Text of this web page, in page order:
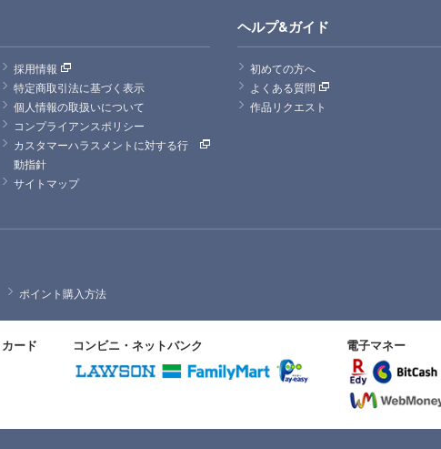
採用情報
特定商取引法に基づく表示
個人情報の取扱いについて
コンプライアンスポリシー
カスタマーハラスメントに対する行
動指針
サイトマップ
ヘルプ&ガイド
初めての方へ
よくある質問
作品リクエスト
ポイント購入方法
ード コンビニ・ネットバンク 電子マネー